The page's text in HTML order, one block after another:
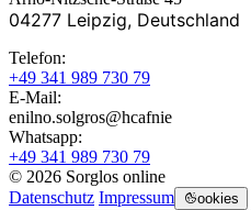
04277 Leipzig, Deutschland
Telefon:
+49 341 989 730 79
E-Mail:
enilno.solgros@hcafnie
Whatsapp:
+49 341 989 730 79
© 2026 Sorglos online
Datenschutz Impressum ookies